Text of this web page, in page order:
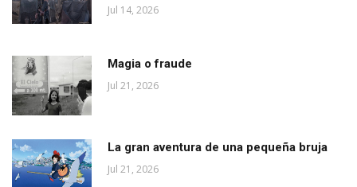
Jul 14, 2026
Magia o fraude
Jul 21, 2026
La gran aventura de una pequeña bruja
Jul 21, 2026